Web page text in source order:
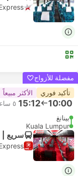
مفضلة للأزواج
تأكيد فوري
الأكثر مبيعاً
10:00
15:12 ٥ ساعات و‫12 دقائق
بينانغ
Kuala Lumpur
سريع |